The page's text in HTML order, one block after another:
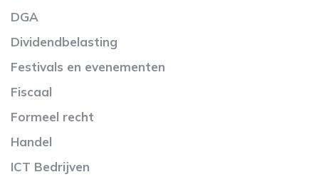
DGA
Dividendbelasting
Festivals en evenementen
Fiscaal
Formeel recht
Handel
ICT Bedrijven